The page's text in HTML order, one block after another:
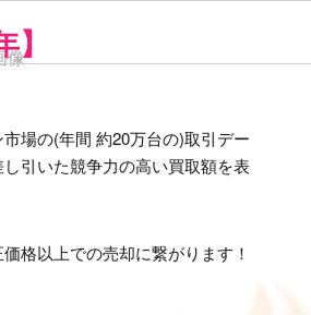
場の(年間 約20万台の)取引デー
引いた競争力の高い買取額を表
格以上での売却に繋がります！